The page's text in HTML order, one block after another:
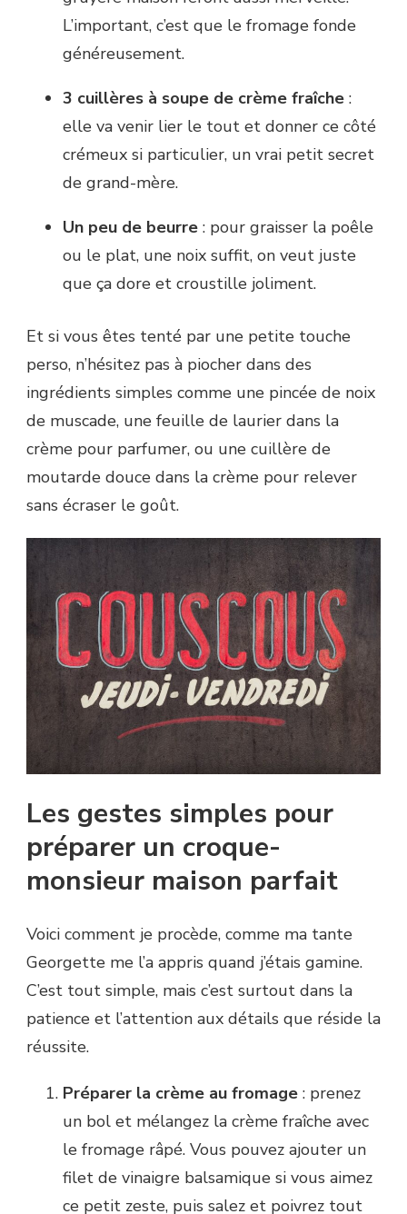
L’important, c’est que le fromage fonde
généreusement.
3 cuillères à soupe de crème fraîche :
elle va venir lier le tout et donner ce côté
crémeux si particulier, un vrai petit secret
de grand-mère.
Un peu de beurre : pour graisser la poêle
ou le plat, une noix suffit, on veut juste
que ça dore et croustille joliment.
Et si vous êtes tenté par une petite touche
perso, n’hésitez pas à piocher dans des
ingrédients simples comme une pincée de noix
de muscade, une feuille de laurier dans la
crème pour parfumer, ou une cuillère de
moutarde douce dans la crème pour relever
sans écraser le goût.
Les gestes simples pour
préparer un croque-
monsieur maison parfait
Voici comment je procède, comme ma tante
Georgette me l’a appris quand j’étais gamine.
C’est tout simple, mais c’est surtout dans la
patience et l’attention aux détails que réside la
réussite.
Préparer la crème au fromage : prenez
un bol et mélangez la crème fraîche avec
le fromage râpé. Vous pouvez ajouter un
filet de vinaigre balsamique si vous aimez
ce petit zeste, puis salez et poivrez tout